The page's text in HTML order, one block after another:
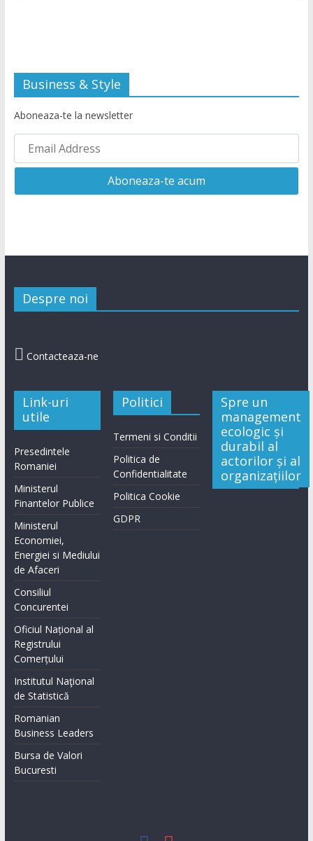
Business & Style
Aboneaza-te la newsletter
Despre noi
 Contacteaza-ne
Link-uri
utile
Presedintele
Romaniei
Ministerul
Finantelor Publice
Ministerul
Economiei,
Energiei si Mediului
de Afaceri
Consiliul
Concurentei
Oficiul Național al
Registrului
Comerțului
Institutul Naţional
de Statistică
Romanian
Business Leaders
Bursa de Valori
Bucuresti
Politici
Termeni si Conditii
Politica de
Confidentialitate
Politica Cookie
GDPR
Spre un
management
ecologic și
durabil al
actorilor și al
organizațiilor